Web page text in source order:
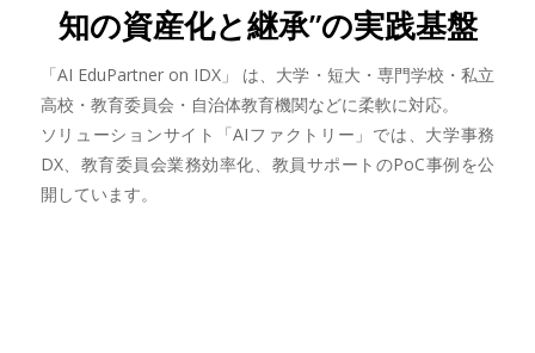
知の資産化と継承”の実践基盤
「AI EduPartner on IDX」 は、大学・短大・専門学校・私立
高校・教育委員会・自治体教育機関などに柔軟に対応。
ソリューションサイト「AIファクトリー」では、大学事務
DX、教育委員会業務効率化、教員サポートのPoC事例を公
開しています。